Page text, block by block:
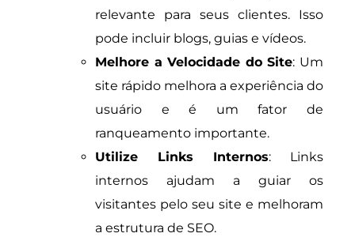
relevante para seus clientes. Isso
pode incluir blogs, guias e vídeos.
Melhore a Velocidade do Site: Um
site rápido melhora a experiência do
usuário e é um fator de
ranqueamento importante.
Utilize Links Internos: Links
internos ajudam a guiar os
visitantes pelo seu site e melhoram
a estrutura de SEO.